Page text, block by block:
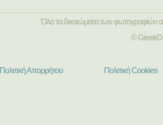
Όλα τα δικαιώματα των φωτογραφιών
©
Πολιτική Απορρήτου Πολιτική Cookies